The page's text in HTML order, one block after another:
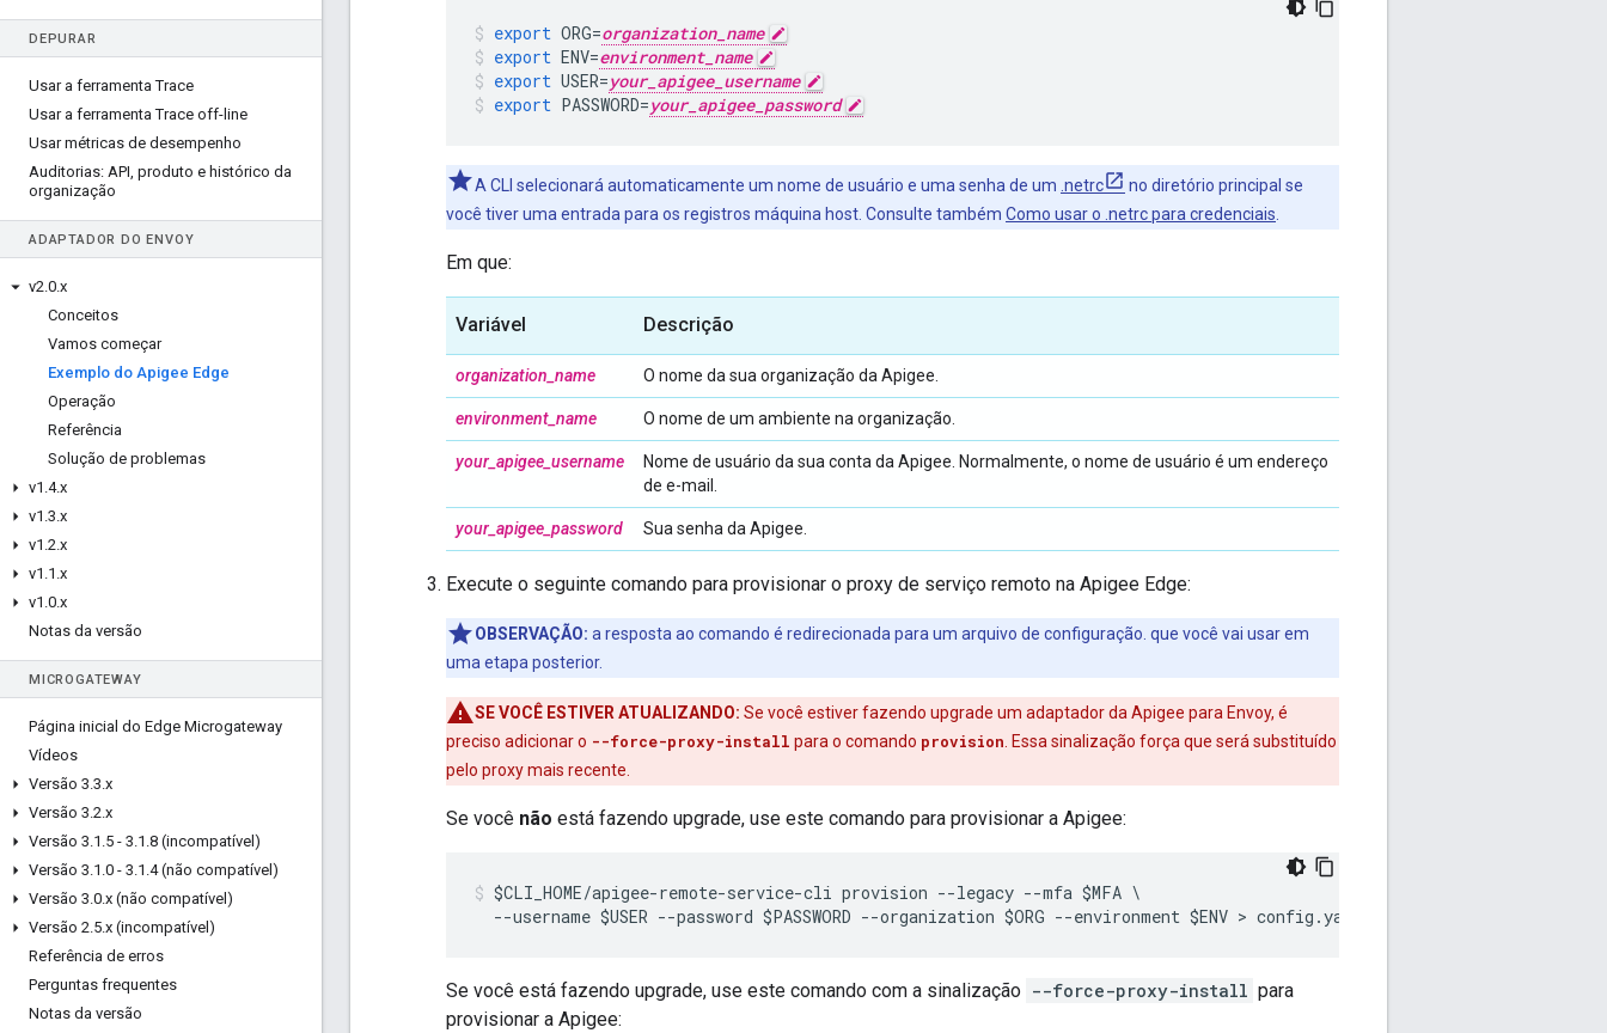
DEPURAR
Usar a ferramenta Trace
Usar a ferramenta Trace off-line
Usar métricas de desempenho
Auditorias: API, produto e histórico da
organização
ADAPTADOR DO ENVOY
v2.0.x
Conceitos
Vamos começar
Exemplo do Apigee Edge
Operação
Referência
Solução de problemas
v1 .4.x
v1 .3.x
v1 .2.x
v1 .1 .x
v1 .0.x
Notas da versão
MICROGATEWAY
Página inicial do Edge Microgateway
Vídeos
Versão 3.3.x
Versão 3.2.x
Versão 3.1 .5 - 3.1 .8 (incompatível)
Versão 3.1 .0 - 3.1 .4 (não compatível)
Versão 3.0.x (não compatível)
Versão 2.5.x (incompatível)
Referência de erros
Perguntas frequentes
Notas da versão
export ORG=organization_name
export ENV=environment_name
export USER=your_apigee_username
export PASSWORD=your_apigee_password
A CLI selecionará automaticamente um nome de usuário e uma senha de um .netrc
no diretório principal se
você tiver uma entrada para os registros máquina host. Consulte também Como usar o .netrc para credenciais
Em que:
Variável Descrição
organization_name O nome da sua organização da Apigee.
environment_name O nome de um ambiente na organização.
your_apigee_username
Nome de usuário da sua conta da Apigee. Normalmente, o nome de usuário é um endereço
de e-mail.
your_apigee_password Sua senha da Apigee.
Execute o seguinte comando para provisionar o proxy de serviço remoto na Apigee Edge:
OBSERVAÇÃO: a resposta ao comando é redirecionada para um arquivo de configuração. que você vai usar em
uma etapa posterior.
SE VOCÊ ESTIVER ATUALIZANDO: Se você estiver fazendo upgrade um adaptador da Apigee para Envoy, é
preciso adicionar o --force-proxy-install para o comando provision . Essa sinalização força que será substituído
pelo proxy mais recente.
Se você não está fazendo upgrade, use este comando para provisionar a Apigee:
$CLI_HOME/apigee-remote-service-cli provision --legacy --mfa $MFA \
  --username $USER --password $PASSWORD --organization $ORG --environment $ENV > config.yaml
Se você está fazendo upgrade, use este comando com a sinalização --force-proxy-install para
provisionar a Apigee: